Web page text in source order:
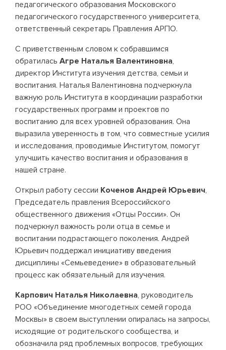
педагогического образования Московского
педагогического государственного университета,
ответственный секретарь Правления АРПО.
С приветственным словом к собравшимся
обратилась Агре Наталья Валентиновна,
директор Института изучения детства, семьи и
воспитания. Наталья Валентиновна подчеркнула
важную роль Института в координации разработки
государственных программ и проектов по
воспитанию для всех уровней образования. Она
выразила уверенность в том, что совместные усилия
и исследования, проводимые Институтом, помогут
улучшить качество воспитания и образования в
нашей стране.
Открыл работу сессии Коченов Андрей Юрьевич,
Председатель правления Всероссийского
общественного движения «Отцы России». Он
подчеркнул важность роли отца в семье и
воспитании подрастающего поколения. Андрей
Юрьевич поддержал инициативу введения
дисциплины «Семьеведение» в образовательный
процесс как обязательный для изучения.
Карпович Наталья Николаевна, руководитель
РОО «Объединение многодетных семей города
Москвы» в своем выступлении опиралась на запросы,
исходящие от родительского сообщества, и
обозначила ряд проблемных вопросов, требующих